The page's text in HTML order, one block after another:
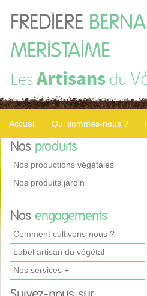
FREDIERE
MERISTAIME
LesArtisans du
Accueil Qui sommes-nous ?
Nos produits
Nos productions végétales
Nos produits jardin
Nos engagements
Comment cultivons-nous ?
Label artisan du végétal
Nos services +